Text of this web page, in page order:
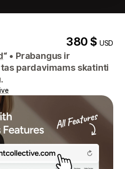
380 $USD
“ • Prabangus ir
pardavimams skatinti